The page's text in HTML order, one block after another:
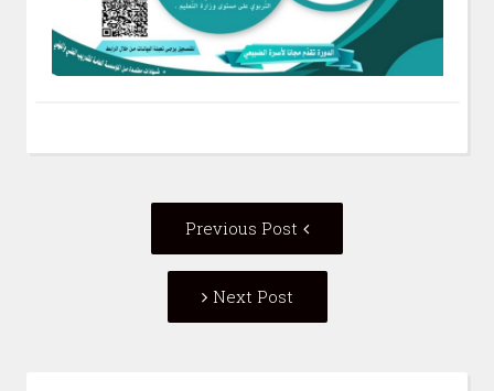
Previous Post
post:
Next Post
Post: